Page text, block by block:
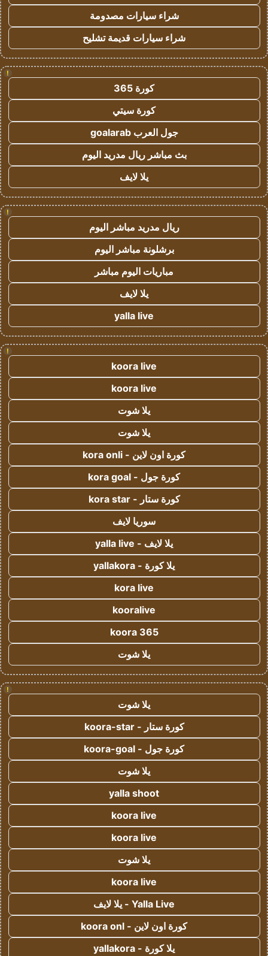
شراء سيارات مصدومة
شراء سيارات قديمة تشليح
!
كورة 365
كورة سيتي
جول العرب goalarab
بث مباشر ريال مدريد اليوم
يلا لايف
!
ريال مدريد مباشر اليوم
برشلونة مباشر اليوم
مباريات اليوم مباشر
يلا لايف
yalla live
!
koora live
koora live
يلا شوت
يلا شوت
كورة اون لاين - kora onli
كورة جول - kora goal
كورة ستار - kora star
سوريا لايف
يلا لايف - yalla live
يلا كورة - yallakora
kora live
kooralive
koora 365
يلا شوت
!
يلا شوت
كورة ستار - koora-star
كورة جول - koora-goal
يلا شوت
yalla shoot
koora live
koora live
يلا شوت
koora live
Yalla Live - يلا لايف
كورة اون لاين - koora onl
يلا كورة - yallakora